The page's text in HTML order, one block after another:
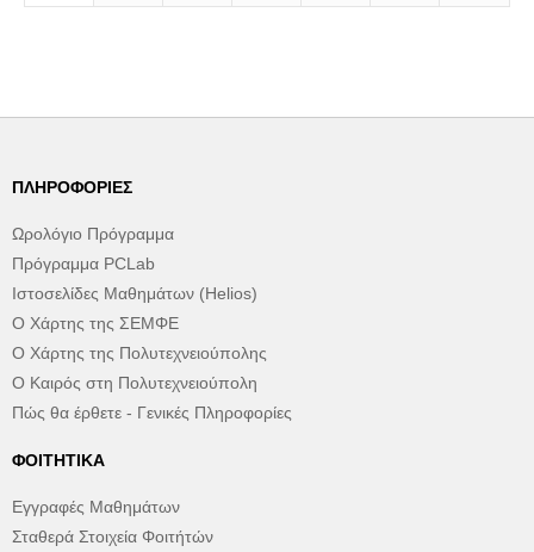
ΠΛΗΡΟΦΟΡΊΕΣ
Ωρολόγιο Πρόγραμμα
Πρόγραμμα PCLab
Ιστοσελίδες Μαθημάτων (Helios)
Ο Χάρτης της ΣΕΜΦΕ
Ο Χάρτης της Πολυτεχνειούπολης
Ο Καιρός στη Πολυτεχνειούπολη
Πώς θα έρθετε - Γενικές Πληροφορίες
ΦΟΙΤΗΤΙΚΆ
Εγγραφές Μαθημάτων
Σταθερά Στοιχεία Φοιτήτών